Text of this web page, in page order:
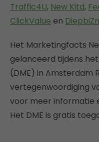
Traffic4U, New Kitd,
ClickValue en
Het Marketingfacts
gelanceerd tijdens het
(DME) in Amsterdam
vertegenwoordiging
voor meer informatie
Het DME is gratis